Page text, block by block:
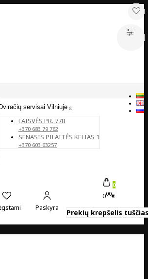
Dviračių servisai Vilniuje
LAISVĖS PR. 77B
+370 683 79 762
SENASIS PILAITĖS KELIAS 1
+370 603 63257
Paskyra
0
000€
Prekių krepšelis